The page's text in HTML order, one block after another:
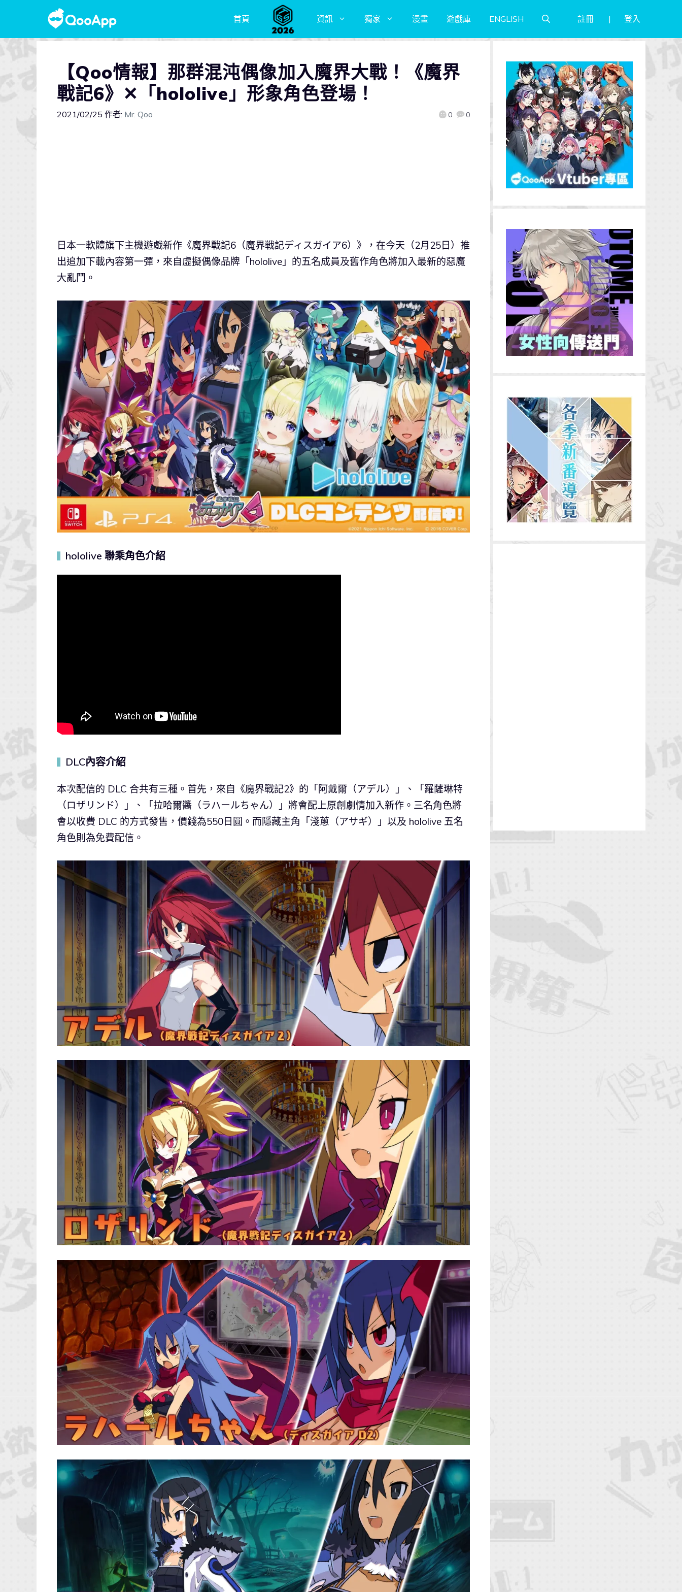
首頁 資訊 獨家 漫畫 遊戲庫 ENGLISH 註冊 登入
【Qoo情報】那群混沌偶像加入魔界大戰！《魔界
戰記6》✕「hololive」形象角色登場！
2021/02/25 作者: Mr. Qoo 0 0
日本一軟體旗下主機遊戲新作《魔界戰記6（魔界戦記ディスガイア6）》，在今天（2月25日）推
出追加下載內容第一彈，來自虛擬偶像品牌「hololive」的五名成員及舊作角色將加入最新的惡魔
大亂鬥。
hololive 聯乘角色介紹
DLC內容介紹
本次配信的 DLC 合共有三種。首先，來自《魔界戰記2》的「阿戴爾（アデル）」、「羅薩琳特
（ロザリンド）」、「拉哈爾醬（ラハールちゃん）」將會配上原創劇情加入新作。三名角色將
會以收費 DLC 的方式發售，價錢為550日圓。而隱藏主角「淺蔥（アサギ）」以及 hololive 五名
角色則為免費配信。